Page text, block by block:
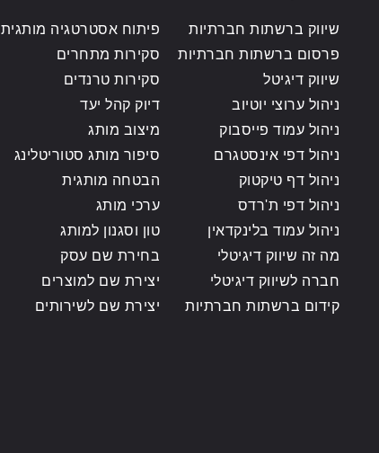
שיווק ברשתות חברתיות
פרסום ברשתות חברתיות
שיווק דיגיטל
ניהול ערוצי יוטיוב
ניהול עמוד פייסבוק
ניהול דפי אינסטגרם
ניהול דף טיקטוק
ניהול דפי ת'רדס
ניהול עמוד בלינקדאין
מה זה שיווק דיגיטלי
חברה לשיווק דיגיטלי
קידום ברשתות חברתיות
פיתוח אסטרטגיה מותגית
סקירות מתחרים
סקירות טרנדים
דיוק קהל יעד
מיצוב מותג
סיפור מותג סטוריטלינג
הבטחה מותגית
ערכי מותג
טון וסגנון למותג
בחירת שם עסק
יצירת שם למוצרים
יצירת שם לשירותים